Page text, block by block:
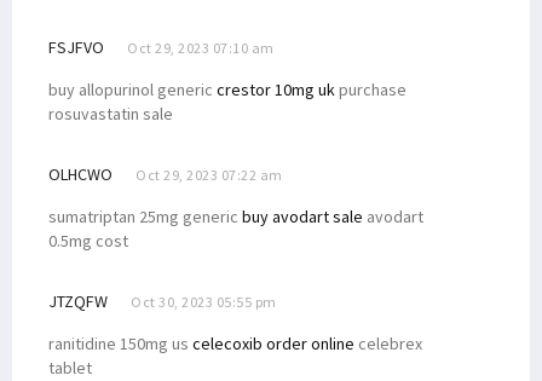
FSJFVO Oct 29, 2023 07:10 am
buy allopurinol generic crestor 10mg ukpurchase
rosuvastatin sale
OLHCWO Oct 29, 2023 07:22 am
sumatriptan 25mg generic buy avodart sale avodart
0.5mg cost
JTZQFW Oct 30, 2023 05:55 pm
ranitidine 150mg us celecoxib order online celebrex
tablet